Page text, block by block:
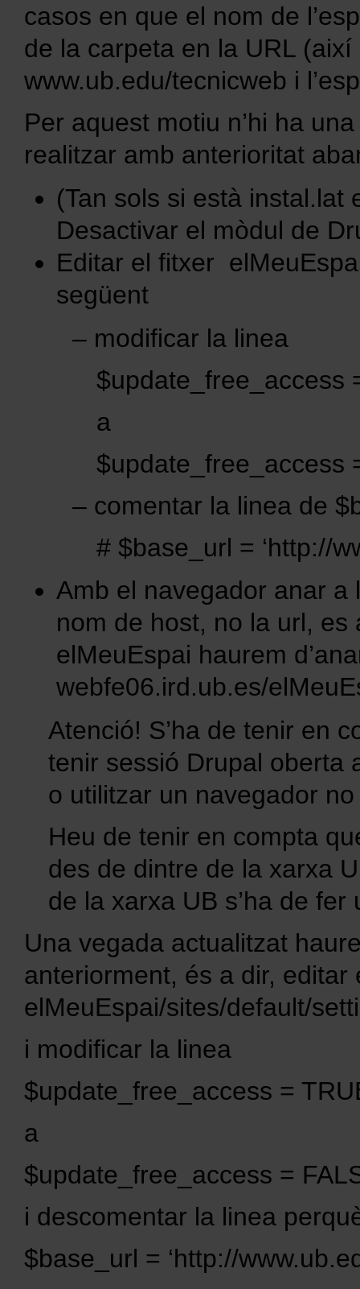
casos en que el nom de
de la carpeta en la URL
www.ub.edu/tecnicweb i
Per aquest motiu n’hi ha
realitzar amb anterioritat
(Tan sols si està instal.lat
Desactivar el mòdul de
Editar el fitxer
següent
– modificar la linea
$update_free_access
a
$update_free_access
– comentar la linea de
# $base_url = ‘http://
Amb el navegador anar a
nom de host, no la url, es
elMeuEspai haurem
webfe06.ird.ub.es/
Atenció! S’ha de tenir en
tenir sessió Drupal oberta
o utilitzar un navegador
Heu de tenir en compta
des de dintre de la xarxa
de la xarxa UB s’ha de
Una vegada actualitzat
anteriorment, és a dir,
elMeuEspai/sites/default/
i modificar la linea
$update_free_access =
a
$update_free_access =
i descomentar la linea
$base_url = ‘http://